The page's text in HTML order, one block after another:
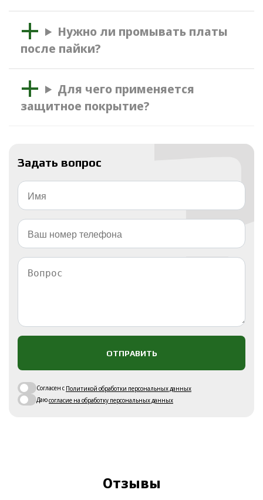
Нужно ли промывать платы
после пайки?
Для чего применяется
защитное покрытие?
Задать вопрос
ОТПРАВИТЬ
Согласен с Политикой обработки персональных данных
Даюсогласие на обработку персональных данных
Отзывы